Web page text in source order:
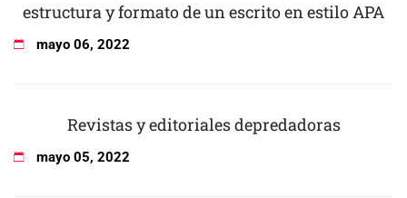
estructura y formato de un escrito en estilo APA
mayo 06, 2022
Revistas y editoriales depredadoras
mayo 05, 2022